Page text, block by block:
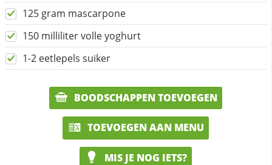
125 gram mascarpone
150 milliliter volle yoghurt
1-2 eetlepels suiker
BOODSCHAPPEN TOEVOEGEN
TOEVOEGEN AAN MENU
MIS JE NOG IETS?